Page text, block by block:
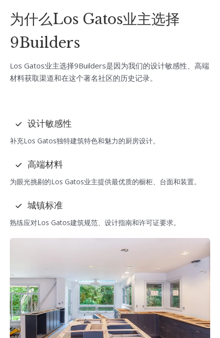
为什么Los Gatos业主选择
9Builders
Los Gatos业主选择9Builders是因为我们的设计敏感性、高端
材料获取渠道和在这个著名社区的历史记录。
设计敏感性
补充Los Gatos独特建筑特色和魅力的厨房设计。
高端材料
为眼光挑剔的Los Gatos业主提供最优质的橱柜、台面和装置。
城镇标准
熟练应对Los Gatos建筑规范、设计指南和许可证要求。